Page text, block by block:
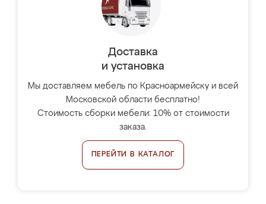
Доставка
и установка
Мы доставляем мебель по Красноармейску и всей
Московской области бесплатно!
Стоимость сборки мебели: 10% от стоимости
заказа.
ПЕРЕЙТИ В КАТАЛОГ